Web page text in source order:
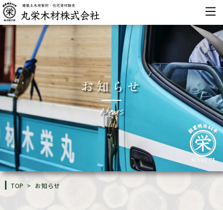
お知らせ
News
TOP > お知らせ